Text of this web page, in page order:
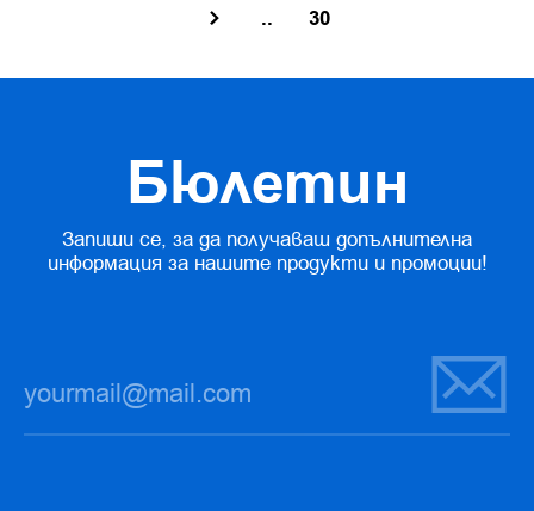
.. 30
Бюлетин
Запиши се, за да получаваш допълнителна
информация за нашите продукти и промоции!